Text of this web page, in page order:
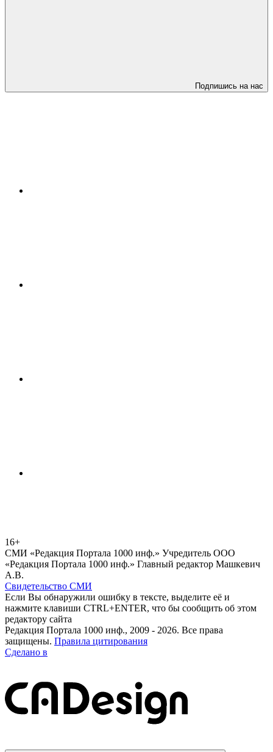
Подпишись на нас
16+
СМИ «Редакция Портала 1000 инф.» Учредитель ООО
«Редакция Портала 1000 инф.» Главный редактор Машкевич
А.В.
Свидетельство СМИ
Если Вы обнаружили ошибку в тексте, выделите её и
нажмите клавиши CTRL+ENTER, что бы сообщить об этом
редактору сайта
Редакция Портала 1000 инф., 2009 - 2026. Все права
защищены. Правила цитирования
Сделано в